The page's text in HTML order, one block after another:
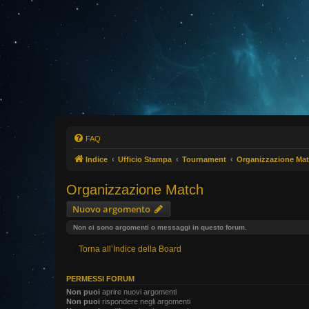
FAQ
Indice Ufficio Stampa Tournament Organizzazione
Organizzazione Match
Nuovo argomento
Non ci sono argomenti o messaggi in questo forum.
Torna all’Indice della Board
PERMESSI FORUM
Non puoi aprire nuovi argomenti
Non puoi rispondere negli argomenti